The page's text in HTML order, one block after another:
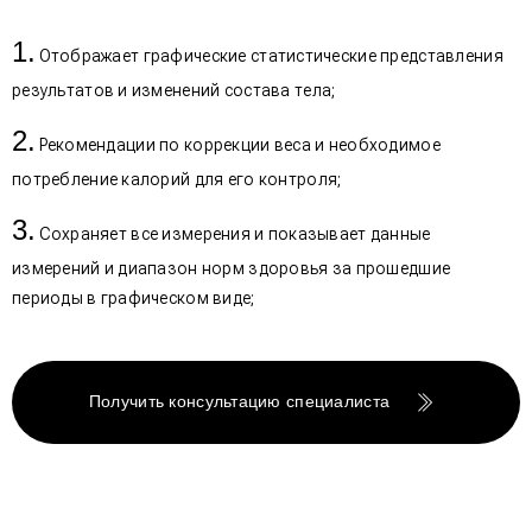
Отображает графические статистические представления
результатов и изменений состава тела;
Рекомендации по коррекции веса и необходимое
потребление калорий для его контроля;
Сохраняет все измерения и показывает данные
измерений и диапазон норм здоровья за прошедшие
периоды в графическом виде;
Получить консультацию специалиста